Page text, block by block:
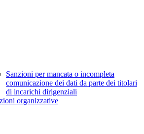
Sanzioni per mancata o incompleta
comunicazione dei dati da parte dei titolari
di incarichi dirigenziali
organizzative